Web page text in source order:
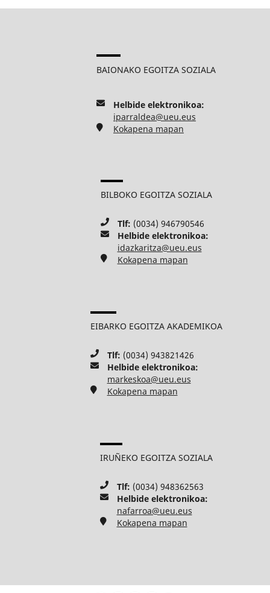
BAIONAKO EGOITZA SOZIALA
Helbide elektronikoa:
iparraldea@ueu.eus
Kokapena mapan
BILBOKO EGOITZA SOZIALA
Tlf: (0034) 946790546
Helbide elektronikoa:
idazkaritza@ueu.eus
Kokapena mapan
EIBARKO EGOITZA AKADEMIKOA
Tlf: (0034) 943821426
Helbide elektronikoa:
markeskoa@ueu.eus
Kokapena mapan
IRUÑEKO EGOITZA SOZIALA
Tlf: (0034) 948362563
Helbide elektronikoa:
nafarroa@ueu.eus
Kokapena mapan